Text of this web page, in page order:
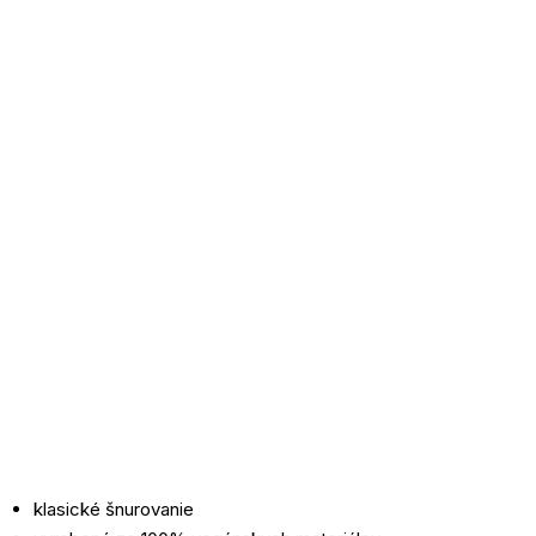
klasické šnurovanie